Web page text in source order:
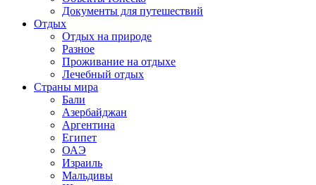
Документы для путешествий
Отдых
Отдых на природе
Разное
Проживание на отдыхе
Лечебный отдых
Страны мира
Бали
Азербайджан
Аргентина
Египет
ОАЭ
Израиль
Мальдивы